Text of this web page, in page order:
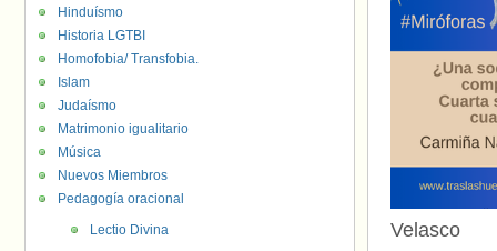
Velasco
Hinduísmo
Historia LGTBI
Homofobia/ Transfobia.
Islam
Judaísmo
Matrimonio igualitario
Música
Nuevos Miembros
Pedagogía oracional
Lectio Divina